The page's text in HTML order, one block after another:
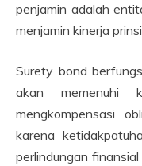
penjamin adalah
menjamin kinerja
Surety bond
akan memenuhi
mengkompensasi
karena
perlindungan